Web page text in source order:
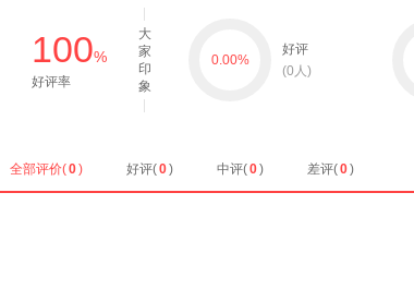
100%
好评率
大
家
印
象
0.00%
好评
(0 人)
全部评价(0) 好评(0) 中评(0) 差评(0)